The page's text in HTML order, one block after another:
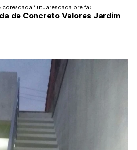
concreto
escada flutuante de concreto
escada pre fabricada de
de Concreto Valores Jardim